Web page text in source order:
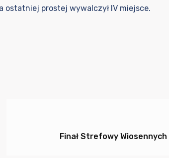
ostatniej prostej wywalczył IV miejsce.
Finał Strefowy